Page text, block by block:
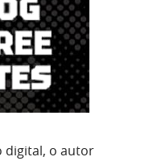
digital, o autor